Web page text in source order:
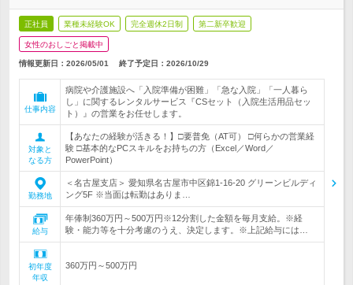
正社員 業種未経験OK 完全週休2日制 第二新卒歓迎
女性のおしごと掲載中
情報更新日：2026/05/01 終了予定日： 2026/10/29
仕事内容
病院や介護施設へ「入院準備が困難」「急な入院」「一人暮ら
し」に関するレンタルサービス『CSセット（入院生活用品セッ
ト）』の営業をお任せします。
対象と
なる方
【あなたの経験が活きる！】□要普免（AT可） □何らかの営業経
験 □基本的なPCスキルをお持ちの方（Excel／Word／
PowerPoint）
勤務地
＜名古屋支店＞ 愛知県名古屋市中区錦1-16-20 グリーンビルディ
ング5F ※当面は転勤はありま…
給与
年俸制360万円～500万円※12分割した金額を毎月支給。※経
験・能力等を十分考慮のうえ、決定します。※上記給与には…
初年度
年収
360万円～500万円